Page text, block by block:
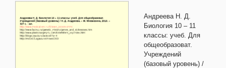
Андреева Н. Д.
Биология 10 – 11
классы: учеб. Для
общеобразоват.
Учреждений
(базовый уровень) /